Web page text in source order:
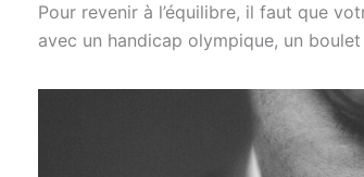
Pour revenir à l’équilibre, il faut que
avec un handicap olympique, un